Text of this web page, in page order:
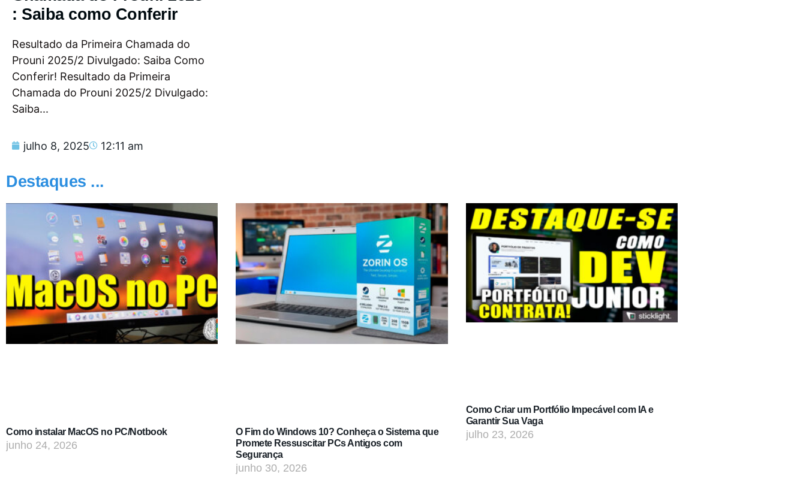
: Saiba como Conferir
Resultado da Primeira Chamada do
Prouni 2025/2 Divulgado: Saiba Como
Conferir! Resultado da Primeira
Chamada do Prouni 2025/2 Divulgado:
Saiba...
julho 8, 2025 12:11 am
Destaques ...
Como instalar MacOS no PC/Notbook
junho 24, 2026
O Fim do Windows 10? Conheça o Sistema que
Promete Ressuscitar PCs Antigos com
Segurança
junho 30, 2026
Como Criar um Portfólio Impecável com IA e
Garantir Sua Vaga
julho 23, 2026